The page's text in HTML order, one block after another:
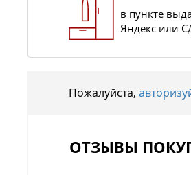
в пункте
Яндекс или
Пожалуйста,
ОТЗЫВЫ